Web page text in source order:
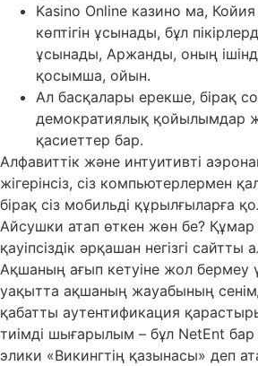
Kasino Online казино ма, Койия
көптігін ұсынады, бұл
ұсынады, Аржанды, оның
қосымша, ойын.
Ал басқалары ерекше, бірақ
демократиялық қойылымдар
қасиеттер бар.
Алфавиттік және интуитивті
жігерінсіз, сіз компьютерлермен
бірақ сіз мобильді құрылғыларға
Айсушки атап өткен жөн бе? Құмар
қауіпсіздік әрқашан негізгі сайтты
Ақшаның ағып кетуіне жол бермеу
уақытта ақшаның жауабының
қабатты аутентификация
тиімді шығарылым – бұл NetEnt
элики «Викингтің қазынасы» деп